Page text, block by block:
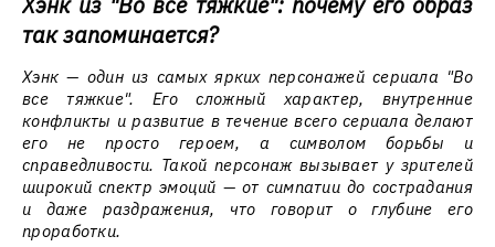
так запоминается?
Хэнк — один из самых ярких персонажей сериала "Во
все тяжкие". Его сложный характер, внутренние
конфликты и развитие в течение всего сериала делают
его не просто героем, а символом борьбы и
справедливости. Такой персонаж вызывает у зрителей
широкий спектр эмоций — от симпатии до сострадания
и даже раздражения, что говорит о глубине его
проработки.